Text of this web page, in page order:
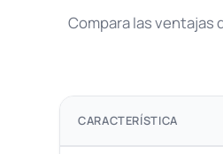
Compara las ventajas
CARACTERÍSTICA